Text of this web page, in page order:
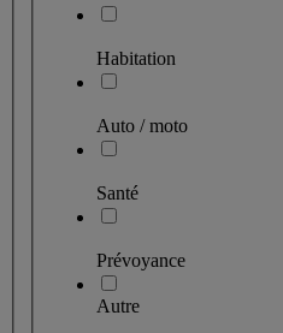
Habitation
Auto / moto
Santé
Prévoyance
Autre